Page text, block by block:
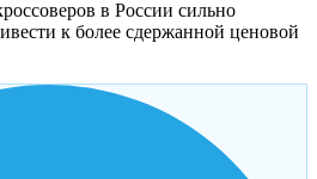
в России сильно
к более сдержанной ценовой